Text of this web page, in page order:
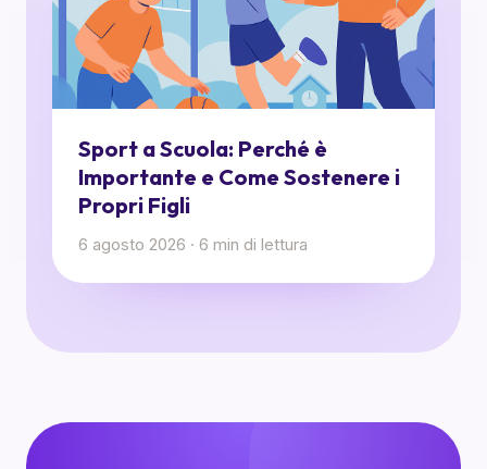
Sport a Scuola: Perché è
Importante e Come Sostenere i
Propri Figli
6 agosto 2026 · 6 min di lettura